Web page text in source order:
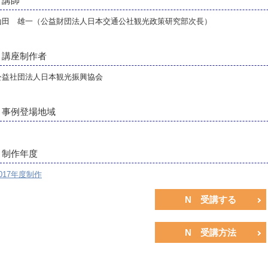
田 雄一（公益財団法人日本交通公社観光政策研究部次長）
講座制作者
益社団法人日本観光振興協会
事例登場地域
制作年度
年度制作
N 受講する
N 受講方法